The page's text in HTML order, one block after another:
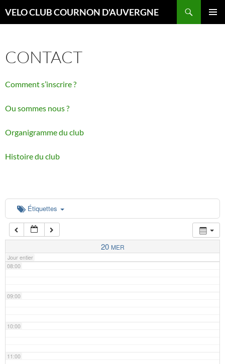
auVELO CLUB COURNON D'AUVERGNE
CONTACT
Comment s’inscrire ?
Ou sommes nous ?
Organigramme du club
Histoire du club
Étiquettes
20 MER
Jour entier
00:00
01:00
02:00
06:00
07:00
08:00
09:00
10:00
11:00